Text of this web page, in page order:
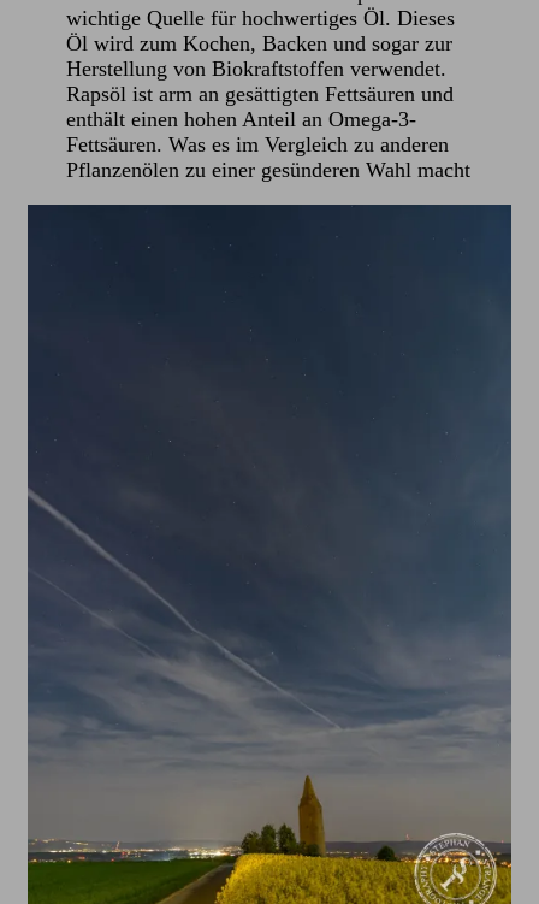
wichtige Quelle für hochwertiges Öl. Dieses
Öl wird zum Kochen, Backen und sogar zur
Herstellung von Biokraftstoffen verwendet.
Rapsöl ist arm an gesättigten Fettsäuren und
enthält einen hohen Anteil an Omega-3-
Fettsäuren. Was es im Vergleich zu anderen
Pflanzenölen zu einer gesünderen Wahl macht